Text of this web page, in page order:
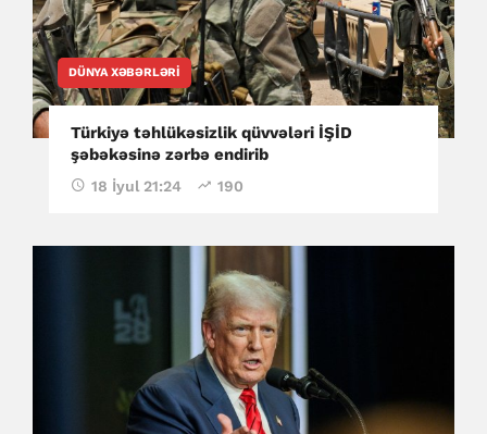
DÜNYA XƏBƏRLƏRI
Türkiyə təhlükəsizlik qüvvələri İŞİD
şəbəkəsinə zərbə endirib
18 İyul 21:24 190